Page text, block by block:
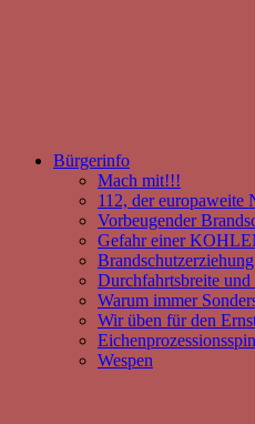
Bürgerinfo
Mach mit!!!
112, der europaweite
Vorbeugender
Gefahr einer
Brandschutzerziehung
Durchfahrtsbreite
Warum immer
Wir üben für den
Wespen